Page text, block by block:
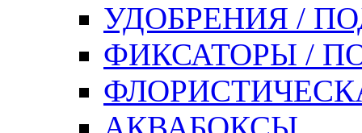
УДОБРЕНИЯ /
ФИКСАТОРЫ /